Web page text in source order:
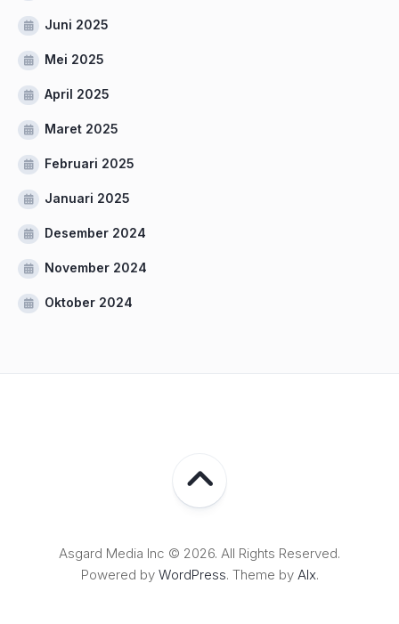
Juni 2025
Mei 2025
April 2025
Maret 2025
Februari 2025
Januari 2025
Desember 2024
November 2024
Oktober 2024
Asgard Media Inc © 2026. All Rights Reserved.
Powered by WordPress. Theme by Alx.